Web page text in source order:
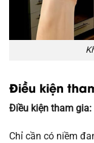
Điều kiện
Điều kiện tham gia:
Chỉ cần có niềm